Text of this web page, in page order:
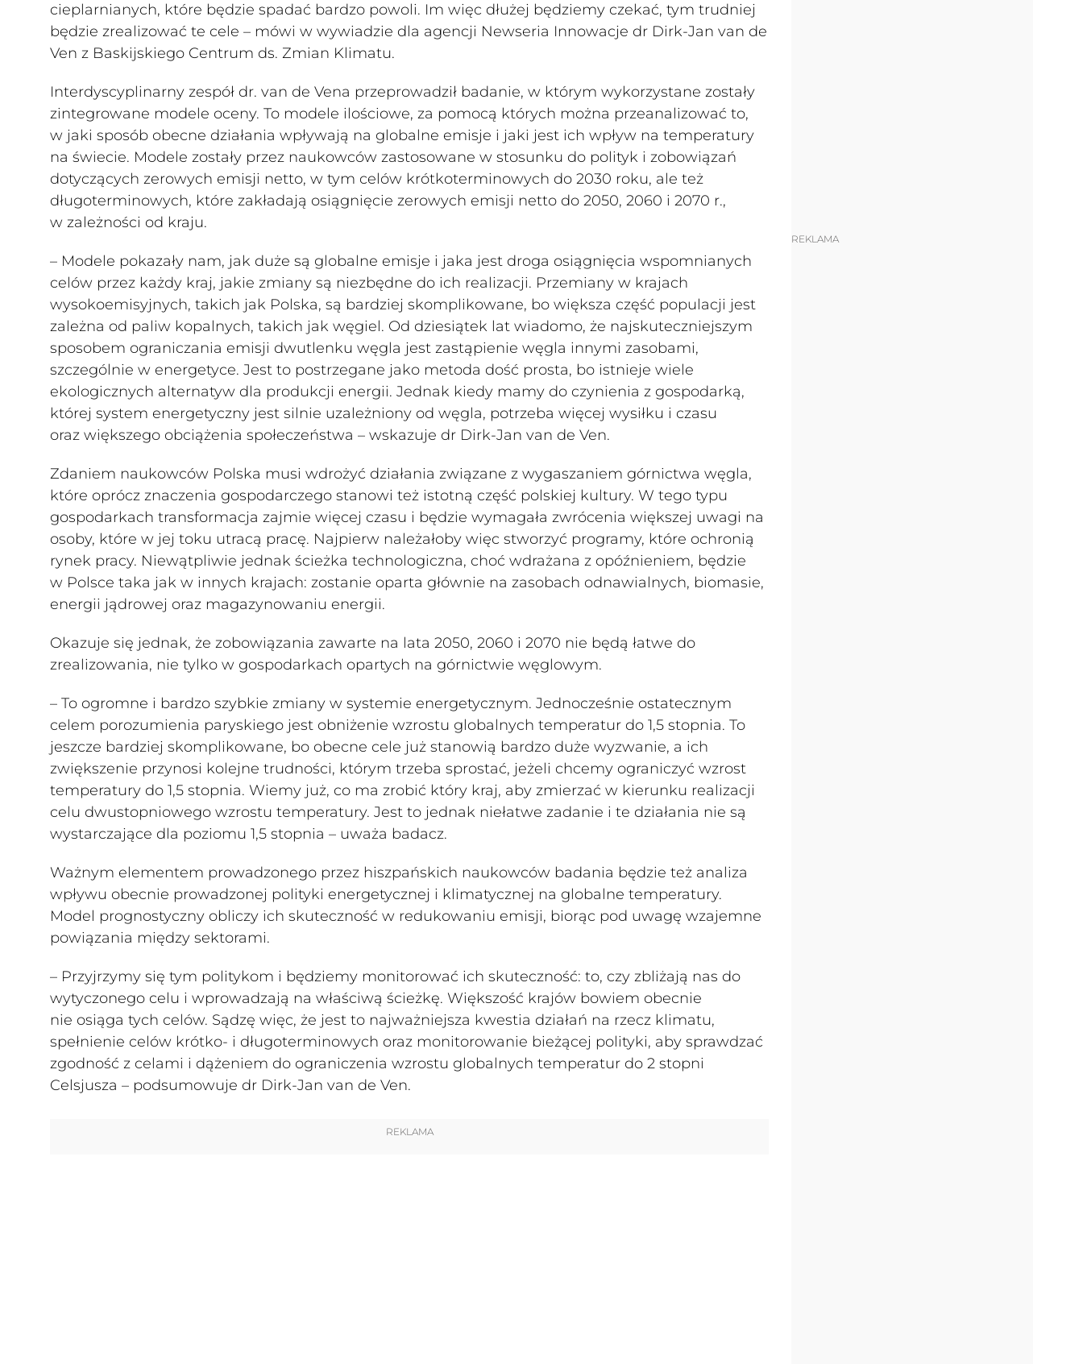
cieplarnianych, które będzie spadać bardzo powoli. Im więc dłużej będziemy czekać, tym trudniej
będzie zrealizować te cele – mówi w wywiadzie dla agencji Newseria Innowacje dr Dirk-Jan van de
Ven z Baskijskiego Centrum ds. Zmian Klimatu.
Interdyscyplinarny zespół dr. van de Vena przeprowadził badanie, w którym wykorzystane zostały
zintegrowane modele oceny. To modele ilościowe, za pomocą których można przeanalizować to,
w jaki sposób obecne działania wpływają na globalne emisje i jaki jest ich wpływ na temperatury
na świecie. Modele zostały przez naukowców zastosowane w stosunku do polityk i zobowiązań
dotyczących zerowych emisji netto, w tym celów krótkoterminowych do 2030 roku, ale też
długoterminowych, które zakładają osiągnięcie zerowych emisji netto do 2050, 2060 i 2070 r.,
w zależności od kraju.
– Modele pokazały nam, jak duże są globalne emisje i jaka jest droga osiągnięcia wspomnianych
celów przez każdy kraj, jakie zmiany są niezbędne do ich realizacji. Przemiany w krajach
wysokoemisyjnych, takich jak Polska, są bardziej skomplikowane, bo większa część populacji jest
zależna od paliw kopalnych, takich jak węgiel. Od dziesiątek lat wiadomo, że najskuteczniejszym
sposobem ograniczania emisji dwutlenku węgla jest zastąpienie węgla innymi zasobami,
szczególnie w energetyce. Jest to postrzegane jako metoda dość prosta, bo istnieje wiele
ekologicznych alternatyw dla produkcji energii. Jednak kiedy mamy do czynienia z gospodarką,
której system energetyczny jest silnie uzależniony od węgla, potrzeba więcej wysiłku i czasu
oraz większego obciążenia społeczeństwa – wskazuje dr Dirk-Jan van de Ven.
Zdaniem naukowców Polska musi wdrożyć działania związane z wygaszaniem górnictwa węgla,
które oprócz znaczenia gospodarczego stanowi też istotną część polskiej kultury. W tego typu
gospodarkach transformacja zajmie więcej czasu i będzie wymagała zwrócenia większej uwagi na
osoby, które w jej toku utracą pracę. Najpierw należałoby więc stworzyć programy, które ochronią
rynek pracy. Niewątpliwie jednak ścieżka technologiczna, choć wdrażana z opóźnieniem, będzie
w Polsce taka jak w innych krajach: zostanie oparta głównie na zasobach odnawialnych, biomasie,
energii jądrowej oraz magazynowaniu energii.
Okazuje się jednak, że zobowiązania zawarte na lata 2050, 2060 i 2070 nie będą łatwe do
zrealizowania, nie tylko w gospodarkach opartych na górnictwie węglowym.
– To ogromne i bardzo szybkie zmiany w systemie energetycznym. Jednocześnie ostatecznym
celem porozumienia paryskiego jest obniżenie wzrostu globalnych temperatur do 1,5 stopnia. To
jeszcze bardziej skomplikowane, bo obecne cele już stanowią bardzo duże wyzwanie, a ich
zwiększenie przynosi kolejne trudności, którym trzeba sprostać, jeżeli chcemy ograniczyć wzrost
temperatury do 1,5 stopnia. Wiemy już, co ma zrobić który kraj, aby zmierzać w kierunku realizacji
celu dwustopniowego wzrostu temperatury. Jest to jednak niełatwe zadanie i te działania nie są
wystarczające dla poziomu 1,5 stopnia – uważa badacz.
Ważnym elementem prowadzonego przez hiszpańskich naukowców badania będzie też analiza
wpływu obecnie prowadzonej polityki energetycznej i klimatycznej na globalne temperatury.
Model prognostyczny obliczy ich skuteczność w redukowaniu emisji, biorąc pod uwagę wzajemne
powiązania między sektorami.
– Przyjrzymy się tym politykom i będziemy monitorować ich skuteczność: to, czy zbliżają nas do
wytyczonego celu i wprowadzają na właściwą ścieżkę. Większość krajów bowiem obecnie
nie osiąga tych celów. Sądzę więc, że jest to najważniejsza kwestia działań na rzecz klimatu,
spełnienie celów krótko- i długoterminowych oraz monitorowanie bieżącej polityki, aby sprawdzać
zgodność z celami i dążeniem do ograniczenia wzrostu globalnych temperatur do 2 stopni
Celsjusza – podsumowuje dr Dirk-Jan van de Ven.
REKLAMA
REKLAMA